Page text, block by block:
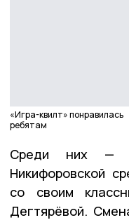
«Игра-квилт» понравилась
ребятам
Среди них —
Никифоровской
со своим
Дегтярёвой.